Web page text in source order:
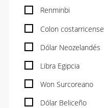
Renminbi
Colon costarricense
Dólar Neozelandés
Libra Egipcia
Won Surcoreano
Dólar Beliceño